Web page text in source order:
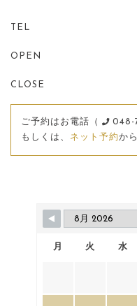
TEL
OPEN
CLOSE
ご予約はお電話（
048-
もしくは、 ネット予約か
月 火 水